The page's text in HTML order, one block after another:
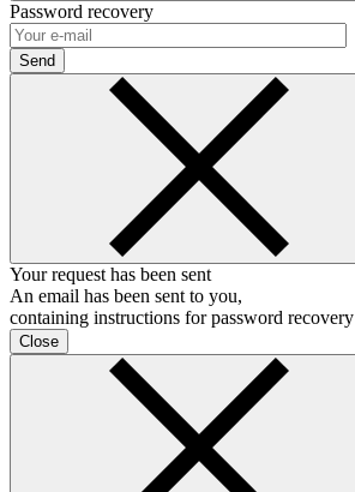
Password recovery
Send
Your request has been sent
An email has been sent to you,
containing instructions for password recovery
Close